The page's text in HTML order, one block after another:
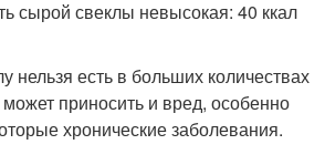
сырой свеклы невысокая: 40 ккал
нельзя есть в больших количествах
приносить и вред, особенно
хронические заболевания.